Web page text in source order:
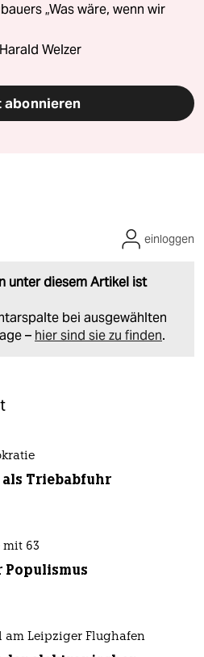
„Was wäre, wenn wir
Welzer
unter diesem Artikel ist
bei ausgewählten
– hier sind sie zu finden.
einloggen
Triebabfuhr
mit 63
Populismus
am Leipziger Flughafen